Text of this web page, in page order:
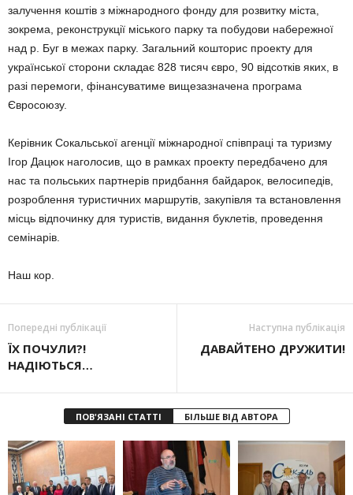
залучення коштів з міжнародного фонду для розвитку міста,
зокрема, реконструкції міського парку та побудови набережної
над р. Буг в межах парку. Загальний кошторис проекту для
української сторони складає 828 тисяч євро, 90 відсотків яких, в
разі перемоги, фінансуватиме вищезазначена програма
Євросоюзу.
Керівник Сокальської агенції міжнародної співпраці та туризму
Ігор Дацюк наголосив, що в рамках проекту передбачено для
нас та польських партнерів придбання байдарок, велосипедів,
розроблення туристичних маршрутів, закупівля та встановлення
місць відпочинку для туристів, видання буклетів, проведення
семінарів.
Наш кор.
Попередні публікації
ЇХ ПОЧУЛИ?!
НАДІЮТЬСЯ…
Наступна публікація
ДАВАЙТЕНО ДРУЖИТИ!
ПОВ'ЯЗАНІ СТАТТІ БІЛЬШЕ ВІД АВТОРА